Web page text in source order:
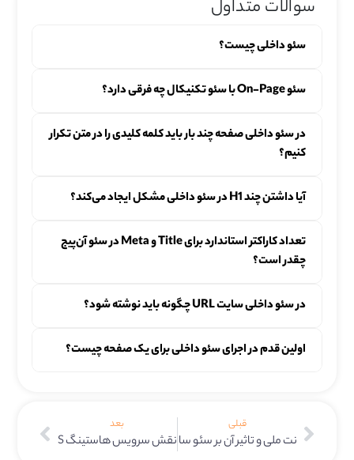
سوالات متداول
سئو داخلی چیست؟
سئو On-Page با سئو تکنیکال چه فرقی دارد؟
در سئو داخلی صفحه چند بار باید کلمه کلیدی را در متن تکرار
کنیم؟
آیا داشتن چند H1 در سئو داخلی مشکل ایجاد می‌کند؟
تعداد کاراکتر استاندارد برای Title و Meta در سئو آن‌پیج
چقدر است؟
در سئو داخلی سایت URL چگونه باید نوشته شود؟
اولین قدم در اجرای سئو داخلی برای یک صفحه چیست؟
قبلی
نت ملی و تاثیر آن بر سئو سایت کسب و کارها
بعد
نقش سرویس هاستینگ GeoDNS در حفظ پایداری وب‌سایت در قطعی‌های مکرر اینترنت